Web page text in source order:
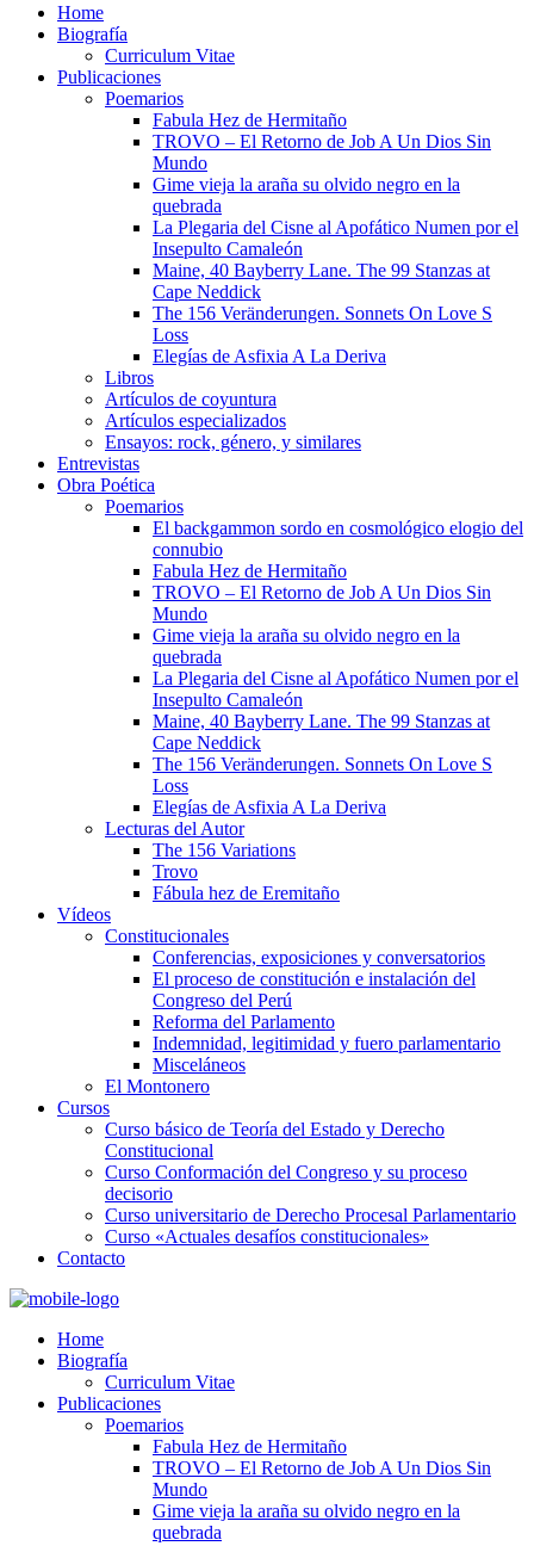
Home
Biografía
Curriculum Vitae​
Publicaciones
Poemarios
Fabula Hez de Hermitaño
TROVO – El Retorno de Job A Un Dios Sin
Mundo
Gime vieja la araña su olvido negro en la
quebrada
La Plegaria del Cisne al Apofático Numen por el
Insepulto Camaleón
Maine, 40 Bayberry Lane. The 99 Stanzas at
Cape Neddick
The 156 Veränderungen. Sonnets On Love S
Loss
Elegías de Asfixia A La Deriva
Libros
Artículos de coyuntura
Artículos especializados
Ensayos: rock, género, y similares
Entrevistas
Obra Poética
Poemarios
El backgammon sordo en cosmológico elogio del
connubio
Fabula Hez de Hermitaño
TROVO – El Retorno de Job A Un Dios Sin
Mundo
Gime vieja la araña su olvido negro en la
quebrada
La Plegaria del Cisne al Apofático Numen por el
Insepulto Camaleón
Maine, 40 Bayberry Lane. The 99 Stanzas at
Cape Neddick
The 156 Veränderungen. Sonnets On Love S
Loss
Elegías de Asfixia A La Deriva
Lecturas del Autor
The 156 Variations
Trovo
Fábula hez de Eremitaño
Vídeos
Constitucionales
Conferencias, exposiciones y conversatorios
El proceso de constitución e instalación del
Congreso del Perú
Reforma del Parlamento
Indemnidad, legitimidad y fuero parlamentario
Misceláneos
El Montonero
Cursos
Curso básico de Teoría del Estado y Derecho
Constitucional
Curso Conformación del Congreso y su proceso
decisorio
Curso universitario de Derecho Procesal Parlamentario
Curso «Actuales desafíos constitucionales»
Contacto
Home
Biografía
Curriculum Vitae​
Publicaciones
Poemarios
Fabula Hez de Hermitaño
TROVO – El Retorno de Job A Un Dios Sin
Mundo
Gime vieja la araña su olvido negro en la
quebrada